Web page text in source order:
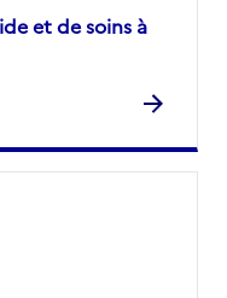
et de soins à